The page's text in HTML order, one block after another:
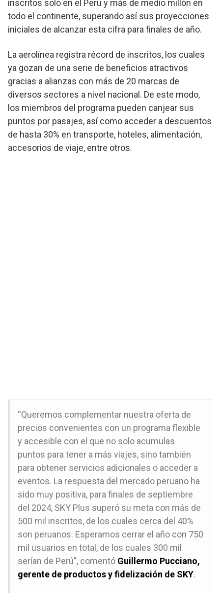
inscritos solo en el Perú y más de medio millón en
todo el continente, superando así sus proyecciones
iniciales de alcanzar esta cifra para finales de año.
La aerolínea registra récord de inscritos, los cuales
ya gozan de una serie de beneficios atractivos
gracias a alianzas con más de 20 marcas de
diversos sectores a nivel nacional. De este modo,
los miembros del programa pueden canjear sus
puntos por pasajes, así como acceder a descuentos
de hasta 30% en transporte, hoteles, alimentación,
accesorios de viaje, entre otros.
“Queremos complementar nuestra oferta de
precios convenientes con un programa flexible
y accesible con el que no solo acumulas
puntos para tener a más viajes, sino también
para obtener servicios adicionales o acceder a
eventos. La respuesta del mercado peruano ha
sido muy positiva, para finales de septiembre
del 2024, SKY Plus superó su meta con más de
500 mil inscritos, de los cuales cerca del 40%
son peruanos. Esperamos cerrar el año con 750
mil usuarios en total, de los cuales 300 mil
serían de Perú”, comentó Guillermo Pucciano,
gerente de productos y fidelización de SKY.